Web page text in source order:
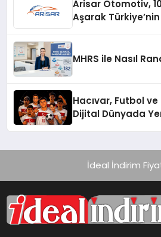
Arisar Otomotiv,
Aşarak
MHRS ile Nasıl
Hacıvar, Futbol
Dijital Dünyada
İdeal İndirim